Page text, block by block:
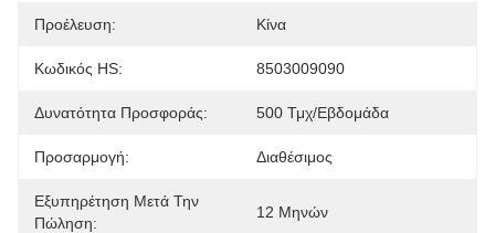
Προέλευση: Κίνα
Κωδικός HS: 8503009090
Δυνατότητα Προσφοράς: 500 Τμχ/εβδομάδα
Προσαρμογή: Διαθέσιμος
Εξυπηρέτηση Μετά Την
Πώληση:
12 Μηνών